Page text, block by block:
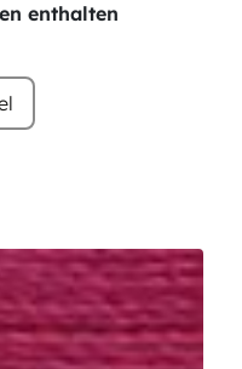
enthalten